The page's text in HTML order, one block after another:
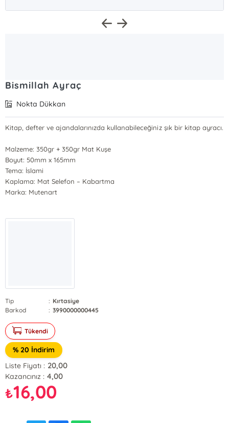
Bismillah Ayraç
Nokta Dükkan
Kitap, defter ve ajandalarınızda kullanabileceğiniz şık bir kitap ayracı.
Malzeme: 350gr + 350gr Mat Kuşe
Boyut: 50mm x 165mm
Tema: İslami
Kaplama: Mat Selefon – Kabartma
Marka: Mutenart
Tip : Kırtasiye
Barkod
: 3990000000445
Tükendi
% 20 İndirim
Liste Fiyatı : 20,00
Kazancınız : 4,00
₺16,00